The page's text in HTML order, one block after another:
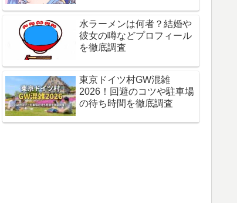
水ラーメンは何者？結婚や
彼女の噂などプロフィール
を徹底調査
東京ドイツ村GW混雑
2026！回避のコツや駐車場
の待ち時間を徹底調査